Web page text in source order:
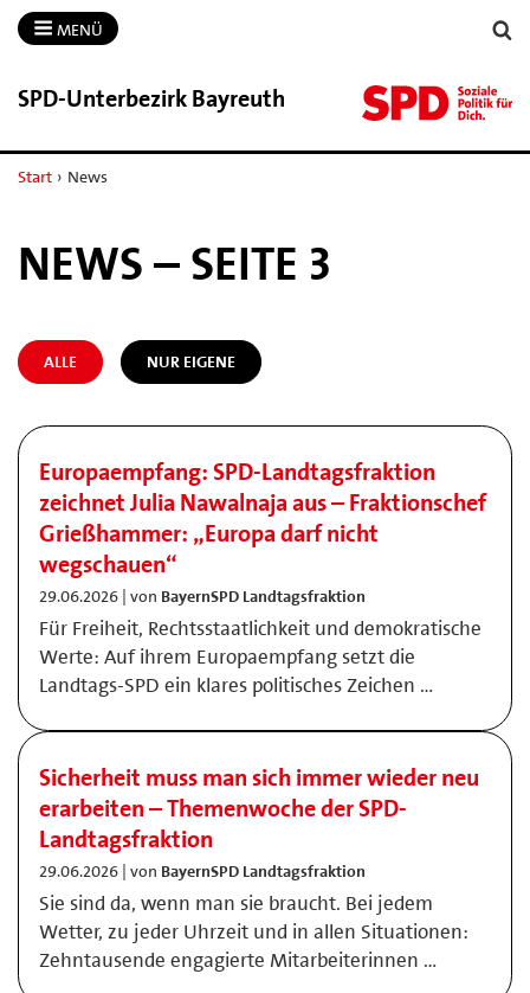
MENÜ
SPD-​Unterbezirk Bayreuth
Start › News
NEWS – SEITE 3
ALLE NUR EIGENE
Europaempfang: SPD-Landtagsfraktion
zeichnet Julia Nawalnaja aus – Fraktionschef
Grießhammer: „Europa darf nicht
wegschauen“
29.06.2026 | von BayernSPD Landtagsfraktion
Für Freiheit, Rechtsstaatlichkeit und demokratische
Werte: Auf ihrem Europaempfang setzt die
Landtags-SPD ein klares politisches Zeichen …
Sicherheit muss man sich immer wieder neu
erarbeiten – Themenwoche der SPD-
Landtagsfraktion
29.06.2026 | von BayernSPD Landtagsfraktion
Sie sind da, wenn man sie braucht. Bei jedem
Wetter, zu jeder Uhrzeit und in allen Situationen:
Zehntausende engagierte Mitarbeiterinnen …